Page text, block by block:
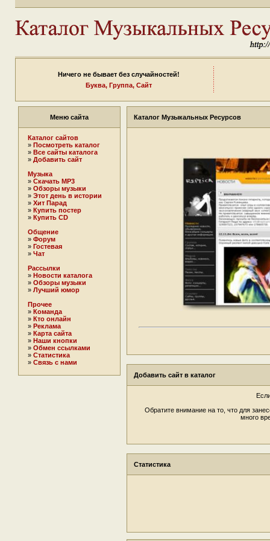
Ничего не бывает без случайностей!
Буква, Группа, Сайт
Каталог Музыкальных Ресурсов
Добавить сайт в каталог
Обратите внимание на то, что для
много
Меню сайта
Каталог сайтов
» Посмотреть каталог
» Все сайты каталога
» Добавить сайт
Музыка
» Скачать MP3
» Обзоры музыки
» Этот день в истории
» Хит Парад
» Купить постер
» Купить CD
Общение
» Форум
» Гостевая
» Чат
Рассылки
» Новости каталога
» Обзоры музыки
» Лучший юмор
Прочее
» Команда
» Кто онлайн
» Реклама
» Карта сайта
» Наши кнопки
» Обмен ссылками
» Статистика
» Связь с нами
Статистика